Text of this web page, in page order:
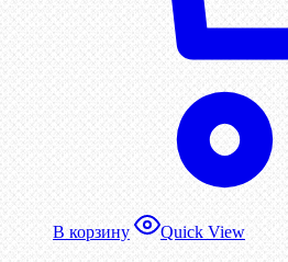
В корзину Quick View